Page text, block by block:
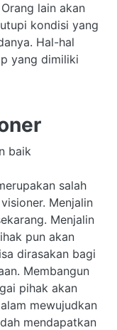
lain akan
kondisi yang
Hal-hal
yang dimiliki
baik
salah
Menjalin
Menjalin
pun akan
dirasakan bagi
Membangun
pihak akan
mewujudkan
mendapatkan